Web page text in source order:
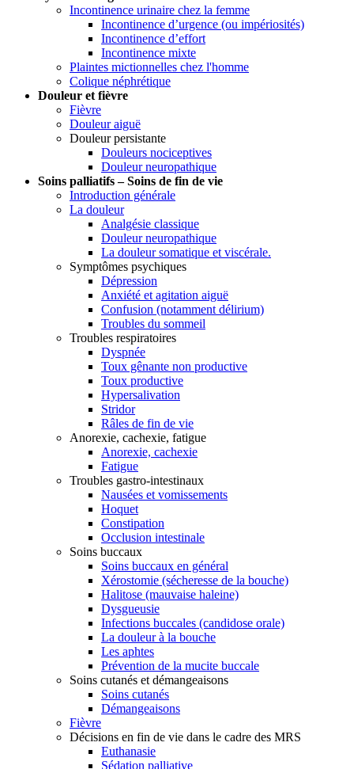
Incontinence urinaire chez la femme
Incontinence d’urgence (ou impériosités)
Incontinence d’effort
Incontinence mixte
Plaintes mictionnelles chez l'homme
Colique néphrétique
Douleur et fièvre
Fièvre
Douleur aiguë
Douleur persistante
Douleurs nociceptives
Douleur neuropathique
Soins palliatifs – Soins de fin de vie
Introduction générale
La douleur
Analgésie classique
Douleur neuropathique
La douleur somatique et viscérale.
Symptômes psychiques
Dépression
Anxiété et agitation aiguë
Confusion (notamment délirium)
Troubles du sommeil
Troubles respiratoires
Dyspnée
Toux gênante non productive
Toux productive
Hypersalivation
Stridor
Râles de fin de vie
Anorexie, cachexie, fatigue
Anorexie, cachexie
Fatigue
Troubles gastro-intestinaux
Nausées et vomissements
Hoquet
Constipation
Occlusion intestinale
Soins buccaux
Soins buccaux en général
Xérostomie (sécheresse de la bouche)
Halitose (mauvaise haleine)
Dysgueusie
Infections buccales (candidose orale)
La douleur à la bouche
Les aphtes
Prévention de la mucite buccale
Soins cutanés et démangeaisons
Soins cutanés
Démangeaisons
Fièvre
Décisions en fin de vie dans le cadre des MRS
Euthanasie
Sédation palliative